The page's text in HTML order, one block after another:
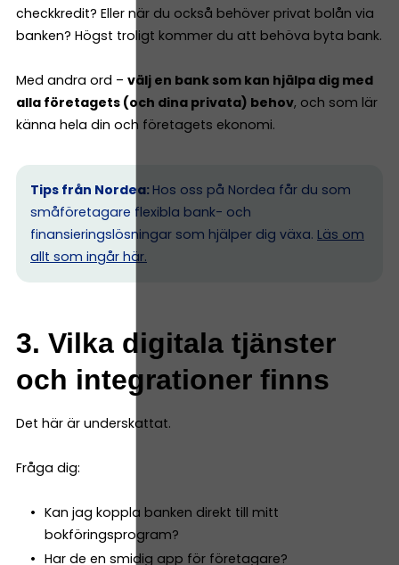
checkkredit? Eller när du också behöver privat bolån via
banken? Högst troligt kommer du att behöva byta bank.
Med andra ord – välj en bank som kan hjälpa dig med
alla företagets (och dina privata) behov, och som lär
känna hela din och företagets ekonomi.
Tips från Nordea: Hos oss på Nordea får du som
småföretagare flexibla bank- och
finansieringslösningar som hjälper dig växa. Läs om
allt som ingår här.
3. Vilka digitala tjänster
och integrationer finns
Det här är underskattat.
Fråga dig:
Kan jag koppla banken direkt till mitt
bokföringsprogram?
Har de en smidig app för företagare?